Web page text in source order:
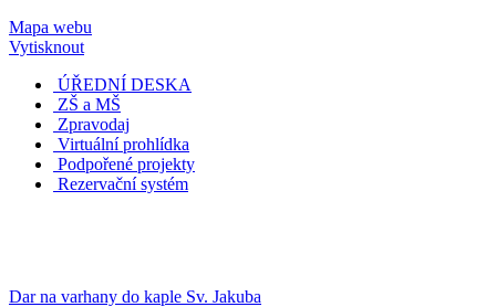
Mapa webu
Vytisknout
ÚŘEDNÍ DESKA
ZŠ a MŠ
Zpravodaj
Virtuální prohlídka
Podpořené projekty
Rezervační systém
Dar na varhany do kaple Sv. Jakuba